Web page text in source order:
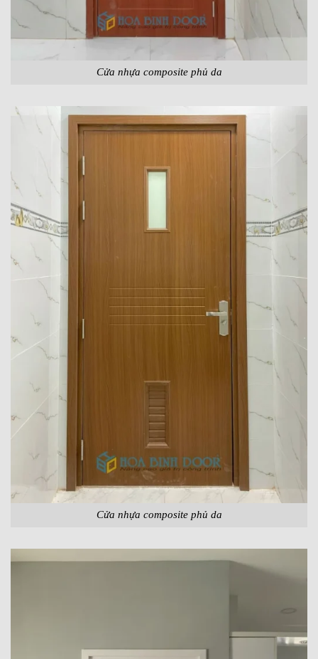
Cửa nhựa composite phủ da
Cửa nhựa composite phủ da